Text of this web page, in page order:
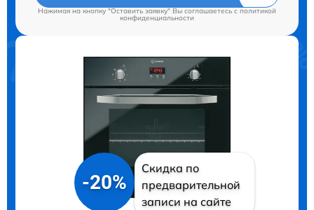
Нажимая на кнопку "Оставить заявку" Вы соглашаетесь cполитикой
конфиденциальности
-20%
Скидка по
предварительной
записи на сайте